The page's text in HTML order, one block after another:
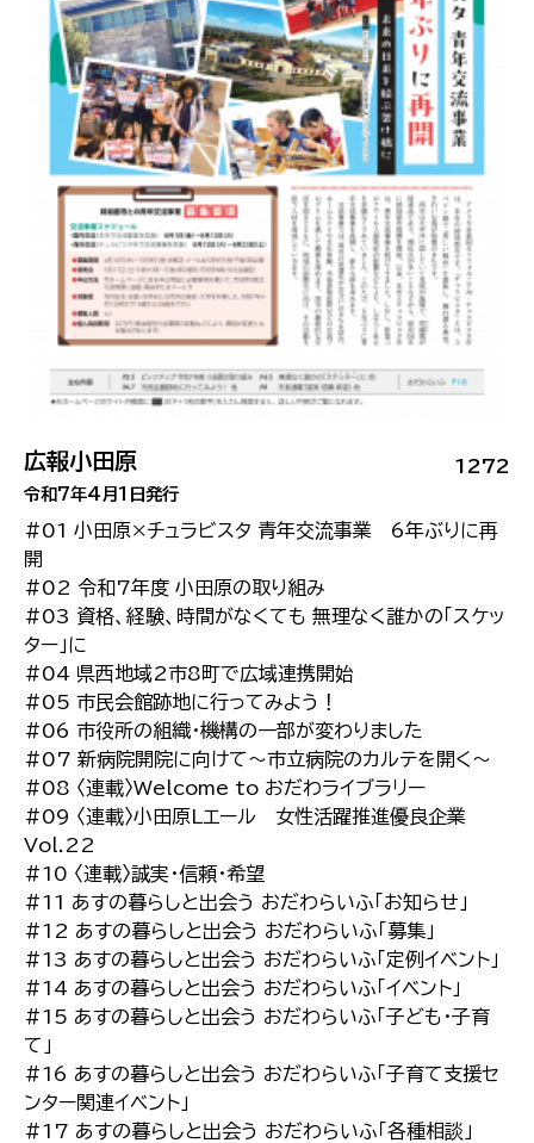
1272
広報小田原
令和7年4月1日発行
#01 小田原×チュラビスタ 青年交流事業 6年ぶりに再
開
#02 令和7年度 小田原の取り組み
#03 資格、経験、時間がなくても 無理なく誰かの「スケッ
ター」に
#04 県西地域2市8町で広域連携開始
#05 市民会館跡地に行ってみよう！
#06 市役所の組織・機構の一部が変わりました
#07 新病院開院に向けて～市立病院のカルテを開く～
#08 〈連載〉Welcome to おだわライブラリー
#09 〈連載〉小田原Lエール 女性活躍推進優良企業
Vol.22
#10 〈連載〉誠実・信頼・希望
#11 あすの暮らしと出会う おだわらいふ「お知らせ」
#12 あすの暮らしと出会う おだわらいふ「募集」
#13 あすの暮らしと出会う おだわらいふ「定例イベント」
#14 あすの暮らしと出会う おだわらいふ「イベント」
#15 あすの暮らしと出会う おだわらいふ「子ども・子育
て」
#16 あすの暮らしと出会う おだわらいふ「子育て支援セ
ンター関連イベント」
#17 あすの暮らしと出会う おだわらいふ「各種相談」